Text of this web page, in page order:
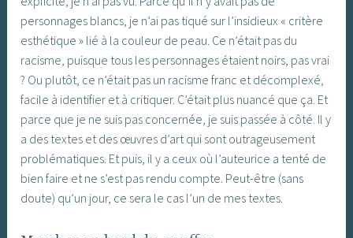
personnages blancs, je n’ai pas tiqué sur l’insidieux « critère
esthétique » lié à la couleur de peau. Ce n’était pas du
racisme, puisque tous les personnages étaient noirs, pas vrai
? Ou plutôt, ce n’était pas un racisme franc et décomplexé,
facile à identifier et à critiquer. C’était plus nuancé que ça. Et
parce que je ne suis pas concernée, je suis passée à côté. Il y
a des textes et des œuvres d’art qui sont outrageusement
problématiques. Et puis, il y a ceux où l’auteurice a tenté de
bien faire et ne s’est pas rendu compte. Peut-être (sans
doute) qu’un jour, ce sera le cas l’un de mes textes.